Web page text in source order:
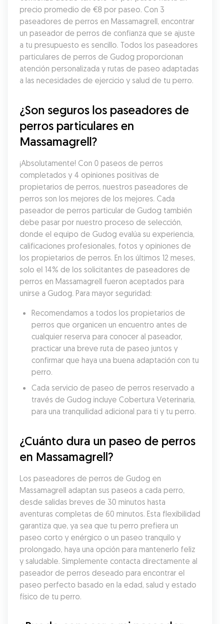
precio promedio de €8 por paseo. Con 3
paseadores de perros en Massamagrell, encontrar
un paseador de perros de confianza que se ajuste
a tu presupuesto es sencillo. Todos los paseadores
particulares de perros de Gudog proporcionan
atención personalizada y rutas de paseo adaptadas
a las necesidades de ejercicio y salud de tu perro.
¿Son seguros los paseadores de
perros particulares en
Massamagrell?
¡Absolutamente! Con 0 paseos de perros
completados y 4 opiniones positivas de
propietarios de perros, nuestros paseadores de
perros son los mejores de los mejores. Cada
paseador de perros particular de Gudog también
debe pasar por nuestro proceso de selección,
donde el equipo de Gudog evalúa su experiencia,
calificaciones profesionales, fotos y opiniones de
los propietarios de perros. En los últimos 12 meses,
solo el 14% de los solicitantes de paseadores de
perros en Massamagrell fueron aceptados para
unirse a Gudog. Para mayor seguridad:
Recomendamos a todos los propietarios de
perros que organicen un encuentro antes de
cualquier reserva para conocer al paseador,
practicar una breve ruta de paseo juntos y
confirmar que haya una buena adaptación con tu
perro.
Cada servicio de paseo de perros reservado a
través de Gudog incluye Cobertura Veterinaria,
para una tranquilidad adicional para ti y tu perro.
¿Cuánto dura un paseo de perros
en Massamagrell?
Los paseadores de perros de Gudog en
Massamagrell adaptan sus paseos a cada perro,
desde salidas breves de 30 minutos hasta
aventuras completas de 60 minutos. Esta flexibilidad
garantiza que, ya sea que tu perro prefiera un
paseo corto y enérgico o un paseo tranquilo y
prolongado, haya una opción para mantenerlo feliz
y saludable. Simplemente contacta directamente al
paseador de perros deseado para encontrar el
paseo perfecto basado en la edad, salud y estado
físico de tu perro.